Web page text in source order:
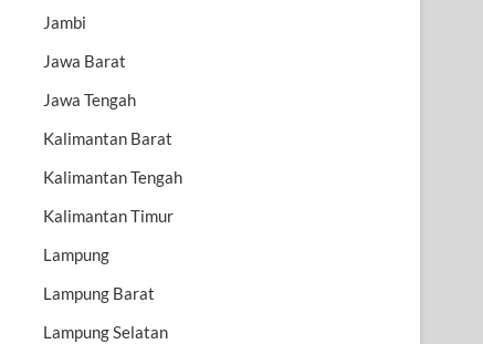
Jambi
Jawa Barat
Jawa Tengah
Kalimantan Barat
Kalimantan Tengah
Kalimantan Timur
Lampung
Lampung Barat
Lampung Selatan